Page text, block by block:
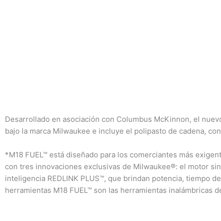
Desarrollado en asociación con Columbus McKinnon, el
bajo la marca Milwaukee e incluye el polipasto de cadena,
*M18 FUEL™ está diseñado para los comerciantes más
con tres innovaciones exclusivas de Milwaukee®: el motor
inteligencia REDLINK PLUS™, que brindan potencia, tiempo
herramientas M18 FUEL™ son las herramientas inalámbricas